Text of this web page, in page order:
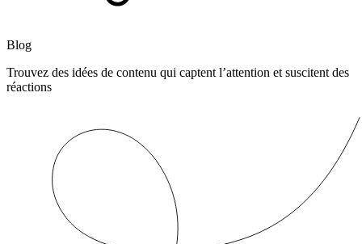
Blog
Trouvez des idées de contenu qui captent l’attention et suscitent des
réactions